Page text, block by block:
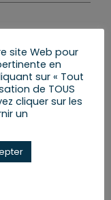
de 15 ans
site Web pour
en
sur « Tout
de TOUS
cliquer sur les
un